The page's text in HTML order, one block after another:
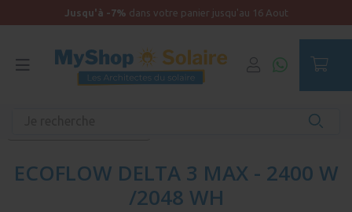
Jusqu'à -7% dans votre panier jusqu'au 16 Aout
ECOFLOW DELTA 3 MAX - 2400 W
/2048 WH